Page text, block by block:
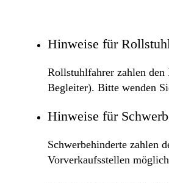
Hinweise für
Rollstuhlfahrer zahlen
Begleiter). Bitte wenden
Hinweise für
Schwerbehinderte zahlen
Vorverkaufsstellen